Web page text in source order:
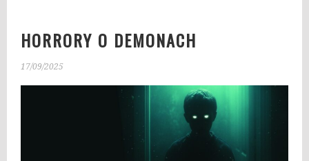
HORRORY O DEMONACH
17/09/2025